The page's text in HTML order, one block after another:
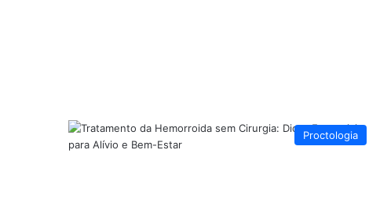
Proctologia